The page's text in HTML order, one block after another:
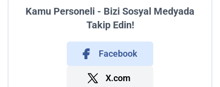
Kamu Personeli - Bizi Sosyal Medyada
Takip Edin!
Facebook
X.com